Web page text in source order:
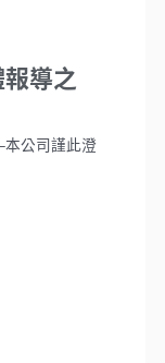
導之
公司謹此澄